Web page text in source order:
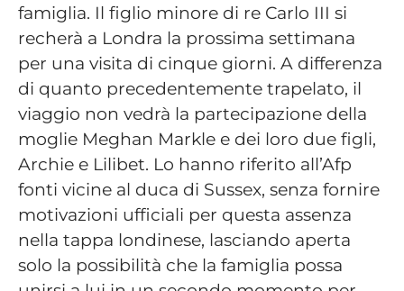
famiglia. Il figlio minore di re Carlo III si
recherà a Londra la prossima settimana
per una visita di cinque giorni. A differenza
di quanto precedentemente trapelato, il
viaggio non vedrà la partecipazione della
moglie Meghan Markle e dei loro due figli,
Archie e Lilibet. Lo hanno riferito all’Afp
fonti vicine al duca di Sussex, senza fornire
motivazioni ufficiali per questa assenza
nella tappa londinese, lasciando aperta
solo la possibilità che la famiglia possa